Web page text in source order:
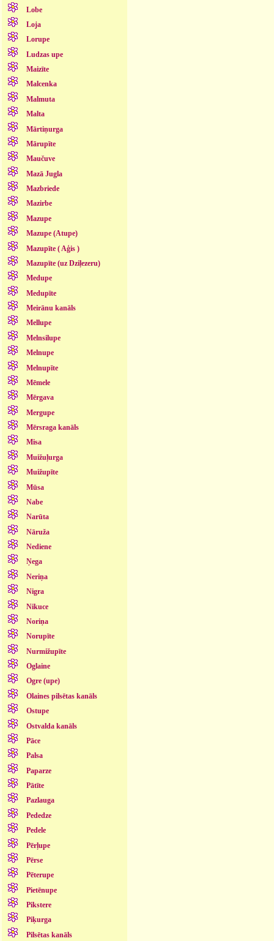
Lobe
Loja
Lorupe
Ludzas upe
Maizīte
Malcenka
Malmuta
Malta
Mārtiņurga
Mārupīte
Maučuve
Mazā Jugla
Mazbriede
Mazirbe
Mazupe
Mazupe (Atupe)
Mazupīte ( Aģis )
Mazupīte (uz Dziļezeru)
Medupe
Medupīte
Meirānu kanāls
Mellupe
Melnsilupe
Melnupe
Melnupīte
Mēmele
Mērgava
Mergupe
Mērsraga kanāls
Misa
Muižuļurga
Muižupīte
Mūsa
Nabe
Narūta
Nāruža
Nediene
Ņega
Neriņa
Nigra
Nikuce
Noriņa
Norupīte
Nurmižupīte
Oglaine
Ogre (upe)
Olaines pilsētas kanāls
Ostupe
Ostvalda kanāls
Pāce
Palsa
Paparze
Pātīte
Pazlauga
Pededze
Pedele
Pērļupe
Pērse
Pēterupe
Pietēnupe
Pikstere
Piķurga
Pilsētas kanāls